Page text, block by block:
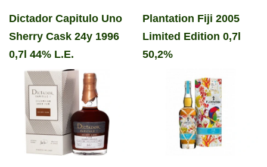
Dictador Capitulo Uno
Sherry Cask 24y 1996
0,7l 44% L.E.
Plantation Fiji 2005
Limited Edition 0,7l
50,2%